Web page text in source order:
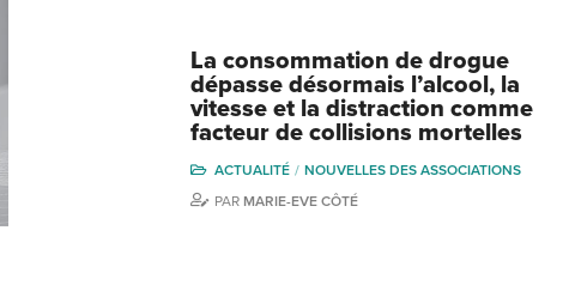
La consommation de drogue
dépasse désormais l’alcool, la
vitesse et la distraction comme
facteur de collisions mortelles
ACTUALITÉ
NOUVELLES DES ASSOCIATIONS
PAR MARIE-EVE CÔTÉ